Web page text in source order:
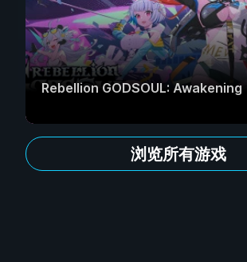
Rebellion GODSOUL: Awakening
浏览所有游戏